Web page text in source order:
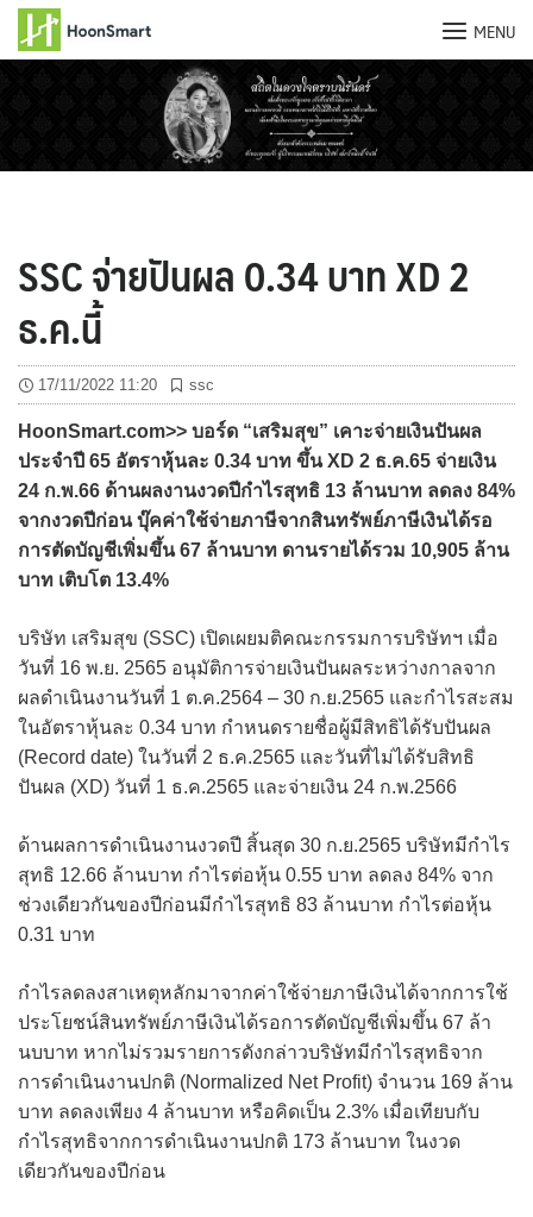
MENU
SSC จ่ายปันผล 0.34 บาท XD 2
ธ.ค.นี้
17/11/2022 11:20 ssc
HoonSmart.com>> บอร์ด “เสริมสุข” เคาะจ่ายเงินปันผล
ประจำปี 65 อัตราหุ้นละ 0.34 บาท ขึ้น XD 2 ธ.ค.65 จ่ายเงิน
24 ก.พ.66 ด้านผลงานงวดปีกำไรสุทธิ 13 ล้านบาท ลดลง 84%
จากงวดปีก่อน บุ๊คค่าใช้จ่ายภาษีจากสินทรัพย์ภาษีเงินได้รอ
การตัดบัญชีเพิ่มขึ้น 67 ล้านบาท ดานรายได้รวม 10,905 ล้าน
บาท เติบโต 13.4%
บริษัท เสริมสุข (SSC) เปิดเผยมติคณะกรรมการบริษัทฯ เมื่อ
วันที่ 16 พ.ย. 2565 อนุมัติการจ่ายเงินปันผลระหว่างกาลจาก
ผลดำเนินงานวันที่ 1 ต.ค.2564 – 30 ก.ย.2565 และกำไรสะสม
ในอัตราหุ้นละ 0.34 บาท กำหนดรายชื่อผู้มีสิทธิได้รับปันผล
(Record date) ในวันที่ 2 ธ.ค.2565 และวันที่ไม่ได้รับสิทธิ
ปันผล (XD) วันที่ 1 ธ.ค.2565 และจ่ายเงิน 24 ก.พ.2566
ด้านผลการดำเนินงานงวดปี สิ้นสุด 30 ก.ย.2565 บริษัทมีกำไร
สุทธิ 12.66 ล้านบาท กำไรต่อหุ้น 0.55 บาท ลดลง 84% จาก
ช่วงเดียวกันของปีก่อนมีกำไรสุทธิ 83 ล้านบาท กำไรต่อหุ้น
0.31 บาท
กำไรลดลงสาเหตุหลักมาจากค่าใช้จ่ายภาษีเงินได้จากการใช้
ประโยชน์สินทรัพย์ภาษีเงินได้รอการตัดบัญชีเพิ่มขึ้น 67 ล้า
นบบาท หากไม่รวมรายการดังกล่าวบริษัทมีกำไรสุทธิจาก
การดำเนินงานปกติ (Normalized Net Profit) จำนวน 169 ล้าน
บาท ลดลงเพียง 4 ล้านบาท หรือคิดเป็น 2.3% เมื่อเทียบกับ
กำไรสุทธิจากการดำเนินงานปกติ 173 ล้านบาท ในงวด
เดียวกันของปีก่อน